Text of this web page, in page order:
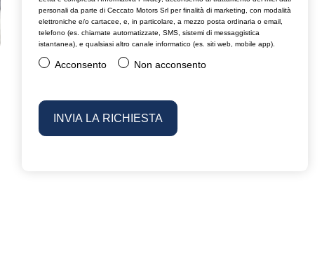
personali da parte di Ceccato Motors Srl per finalità di marketing, con modalità
elettroniche e/o cartacee, e, in particolare, a mezzo posta ordinaria o email,
telefono (es. chiamate automatizzate, SMS, sistemi di messaggistica
istantanea), e qualsiasi altro canale informatico (es. siti web, mobile app).
Acconsento Non acconsento